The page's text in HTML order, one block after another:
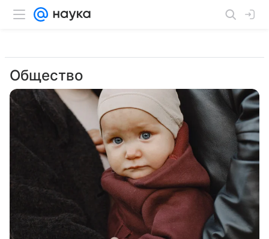
Общество